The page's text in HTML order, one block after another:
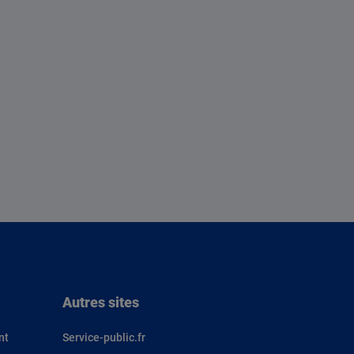
Autres sites
Service-public.fr